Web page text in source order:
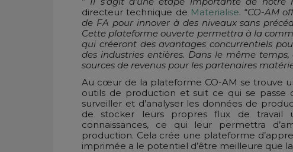
directeur technique de Materialise. “CO-AM
de FA pour innover à des niveaux sans
Cette plateforme ouverte permettra à la
qui créeront des avantages concurrentiels
des industries entières. Dans le même
sources de revenus pour les partenaires
Au cœur de la plateforme CO-AM se trouve
outils de production et suit ce qui se passe
surveiller et d’analyser les données de
de stocker leurs propres flux de travail
connaissances, ce qui leur permettra
production. Cela crée une plateforme
imprimée a le potentiel d’être meilleure que